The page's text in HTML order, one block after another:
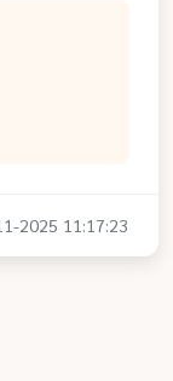
2025 11:17:23